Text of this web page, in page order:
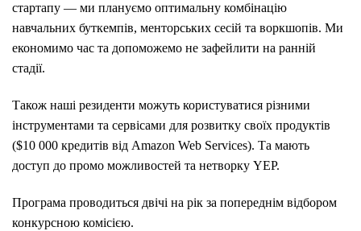
стартапу — ми плануємо оптимальну комбінацію
навчальних буткемпів, менторських сесій та воркшопів. Ми
економимо час та допоможемо не зафейлити на ранній
стадії.
Також наші резиденти можуть користуватися різними
інструментами та сервісами для розвитку своїх продуктів
($10 000 кредитів від Amazon Web Services). Та мають
доступ до промо можливостей та нетворку YEP.
Програма проводиться двічі на рік за попереднім відбором
конкурсною комісією.